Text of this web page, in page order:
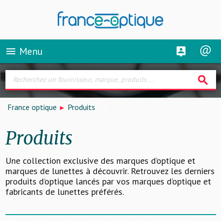
menu Menu
search
France optique Produits
Produits
Une collection exclusive des marques d’optique et
marques de lunettes à découvrir. Retrouvez les derniers
produits d’optique lancés par vos marques d’optique et
fabricants de lunettes préférés.